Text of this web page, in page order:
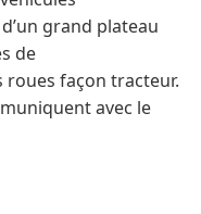
grand plateau
de
roues façon tracteur.
avec le